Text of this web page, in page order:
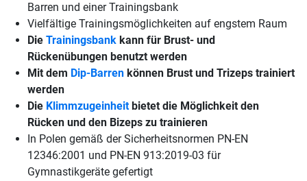
Barren und einer Trainingsbank
Vielfältige Trainingsmöglichkeiten auf engstem Raum
Die Trainingsbank kann für Brust- und
Rückenübungen benutzt werden
Mit dem Dip-Barren können Brust und Trizeps trainiert
werden
Die Klimmzugeinheitbietet die Möglichkeit den
Rücken und den Bizeps zu trainieren
In Polen gemäß der Sicherheitsnormen PN-EN
12346:2001 und PN-EN 913:2019-03 für
Gymnastikgeräte gefertigt